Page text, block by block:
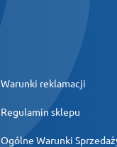
Warunki reklamacji
Regulamin sklepu
Ogólne Warunki